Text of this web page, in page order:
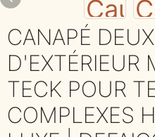
CANAPÉ
D'EXTÉRIEUR
TECK POUR
COMPLEXES